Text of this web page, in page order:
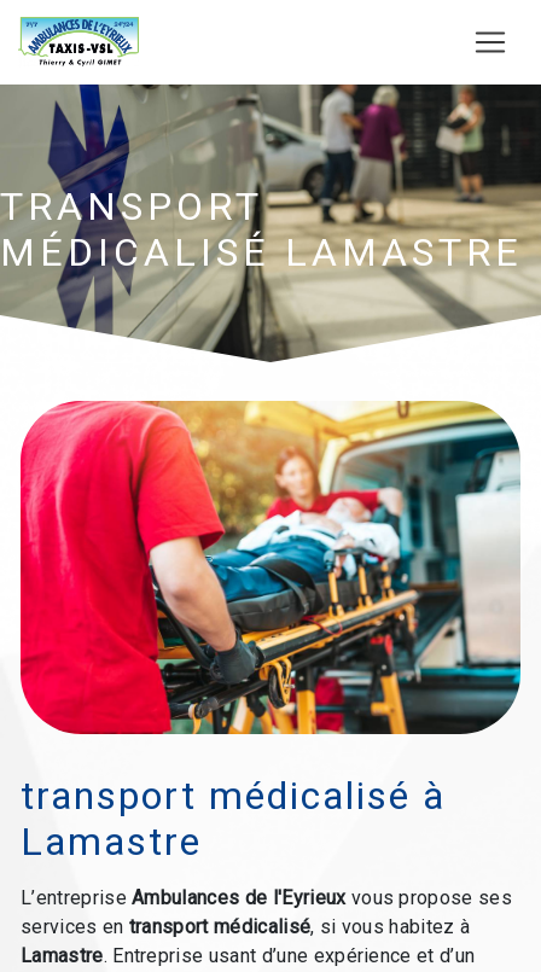
TRANSPORT
MÉDICALISÉ LAMASTRE
transport médicalisé à
Lamastre
L’entrepriseAmbulances de l'Eyrieuxvous propose ses
services en transport médicalisé, si vous habitez à
Lamastre. Entreprise usant d’une expérience et d’un
Panneau de gestion des cookies